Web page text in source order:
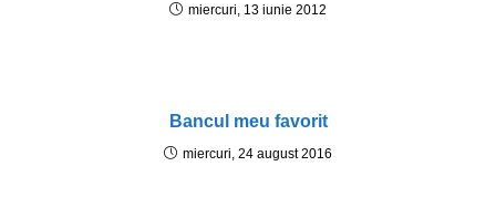
miercuri, 13 iunie 2012
Bancul meu favorit
miercuri, 24 august 2016